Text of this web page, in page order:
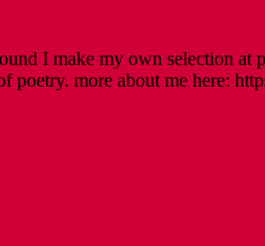
I make my own selection
poetry. more about me here: